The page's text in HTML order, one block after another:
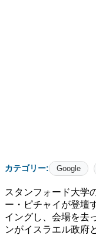
カテゴリー: Google
スタンフォード大学
ー・ピチャイが登壇
イングし、会場を去
ンがイスラエル政府